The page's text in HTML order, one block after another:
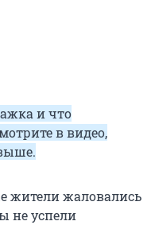
и что
в видео,
жители жаловались
не успели